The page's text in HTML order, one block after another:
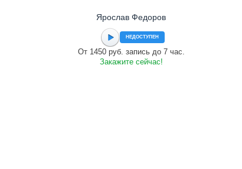
Ярослав Федоров
НЕДОСТУПЕН
От 1450 руб. запись до 7 час.
Закажите сейчас!